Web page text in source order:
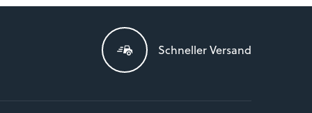
Schneller Versand